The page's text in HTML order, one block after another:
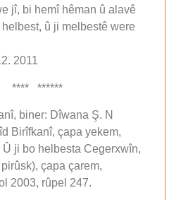
jî, bi hemî hêman û alavê
û ji melbestê were
biner: Dîwana Ş. N
Birîfkanî, çapa yekem,
ji bo helbesta Cegerxwîn,
çapa çarem,
2003, rûpel 247.